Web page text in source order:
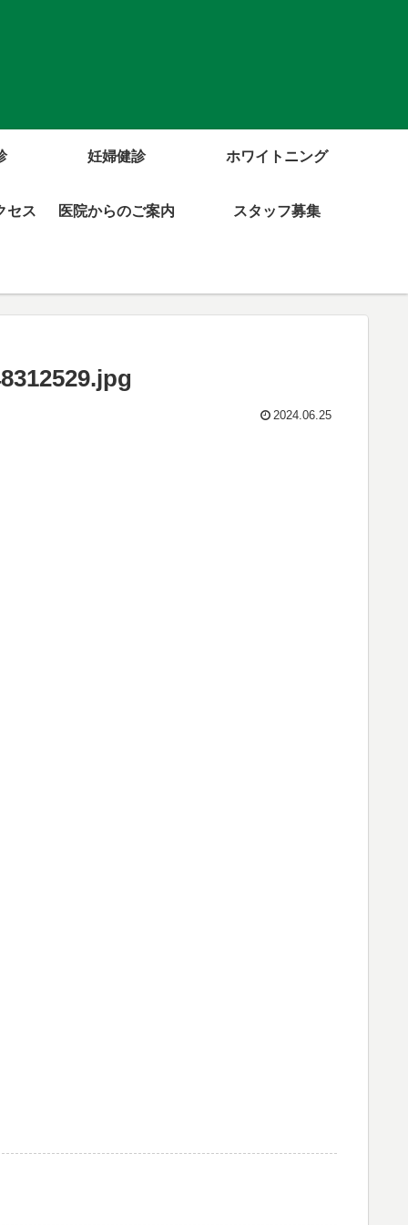
妊婦健診 ホワイトニング
セス 医院からのご案内 スタッフ募集
2024.06.25